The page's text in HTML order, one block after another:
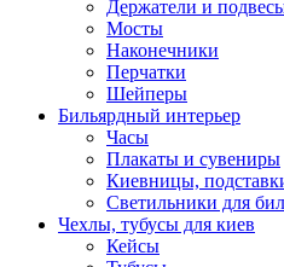
Держатели и
Мосты
Наконечники
Перчатки
Шейперы
Бильярдный интерьер
Часы
Плакаты и сувениры
Киевницы,
Светильники для
Чехлы, тубусы для киев
Кейсы